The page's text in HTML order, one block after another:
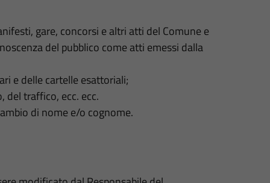
gare, concorsi e altri atti del Comune e
del pubblico come atti emessi dalla
e delle cartelle esattoriali;
traffico, ecc. ecc.
di nome e/o cognome.